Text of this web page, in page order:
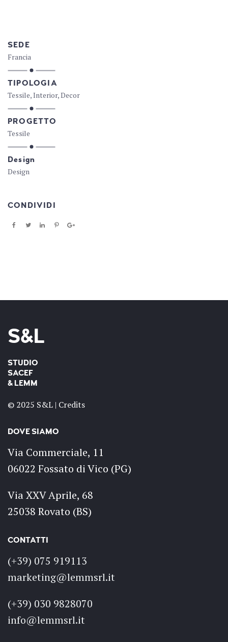
SEDE
Francia
TIPOLOGIA
Tessile, Interior, Decor
PROGETTO
Tessile
Design
Design
CONDIVIDI
S&L
STUDIO
SACEF
& LEMM
© 2025 S&L | Credits
DOVE SIAMO
Via Commerciale, 11
06022 Fossato di Vico (PG)
Via XXV Aprile, 68
25038 Rovato (BS)
CONTATTI
(+39) 075 919113
marketing@lemmsrl.it
(+39) 030 9828070
info@lemmsrl.it